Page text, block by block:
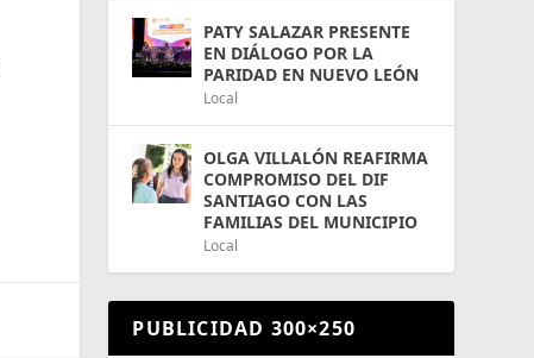
PATY SALAZAR PRESENTE
EN DIÁLOGO POR LA
PARIDAD EN NUEVO LEÓN
Local
OLGA VILLALÓN REAFIRMA
COMPROMISO DEL DIF
SANTIAGO CON LAS
FAMILIAS DEL MUNICIPIO
Local
PUBLICIDAD 300×250